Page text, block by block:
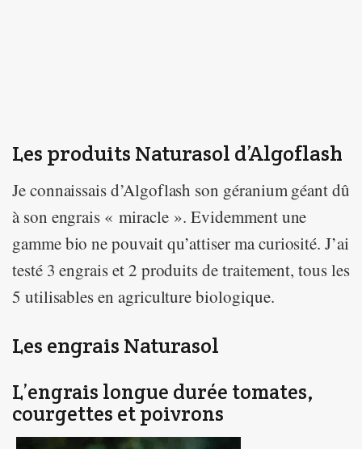
Les produits Naturasol d’Algoflash
Je connaissais d’Algoflash son géranium géant dû
à son engrais « miracle ». Evidemment une
gamme bio ne pouvait qu’attiser ma curiosité. J’ai
testé 3 engrais et 2 produits de traitement, tous les
5 utilisables en agriculture biologique.
Les engrais Naturasol
L’engrais longue durée tomates,
courgettes et poivrons